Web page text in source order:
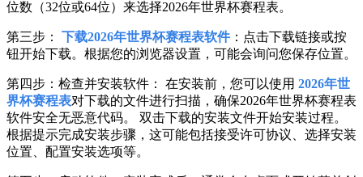
位数（32位或64位）来选择2026年世界杯赛程表。
第三步： 下载2026年世界杯赛程表软件：点击下载链接或按
钮开始下载。根据您的浏览器设置，可能会询问您保存位置。
第四步：检查并安装软件： 在安装前，您可以使用 2026年世
界杯赛程表对下载的文件进行扫描，确保2026年世界杯赛程表
软件安全无恶意代码。 双击下载的安装文件开始安装过程。
根据提示完成安装步骤，这可能包括接受许可协议、选择安装
位置、配置安装选项等。